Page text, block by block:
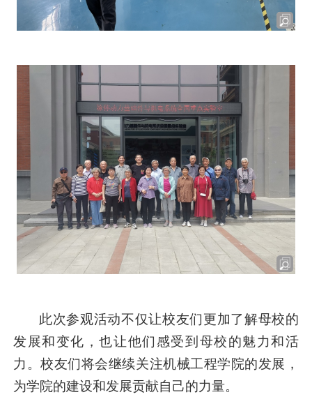
此次参观活动不仅让校友们更加了解母校的
发展和变化，也让他们感受到母校的魅力和活
力。校友们将会继续关注机械工程学院的发展，
为学院的建设和发展贡献自己的力量。